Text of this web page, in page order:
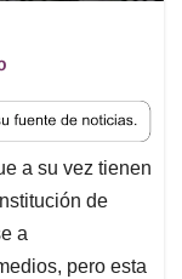
a su vez tienen
de
a
pero esta